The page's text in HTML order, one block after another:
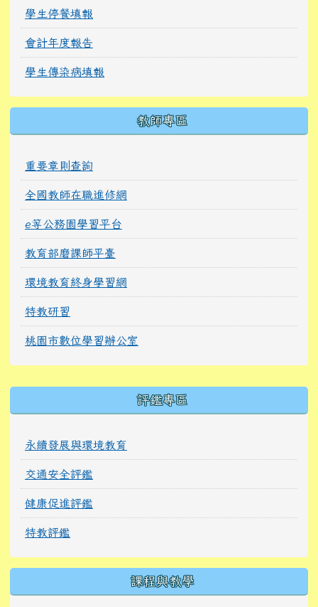
學生停餐填報
會計年度報告
學生傳染病填報
教師專區
重要章則查詢
全國教師在職進修網
e等公務園學習平台
教育部磨課師平臺
環境教育終身學習網
特教研習
桃園市數位學習辦公室
評鑑專區
永續發展與環境教育
交通安全評鑑
健康促進評鑑
特教評鑑
課程與教學